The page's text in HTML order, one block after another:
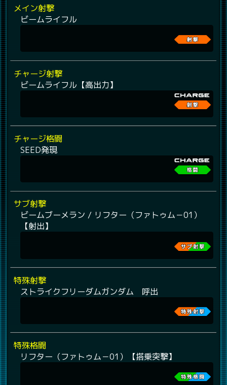
メイン射撃
ビームライフル
チャージ射撃
ビームライフル【高出力】
チャージ格闘
SEED発現
サブ射撃
ビームブーメラン / リフター（ファトゥム－01）
【射出】
特殊射撃
ストライクフリーダムガンダム 呼出
特殊格闘
リフター（ファトゥム－01）【搭乗突撃】